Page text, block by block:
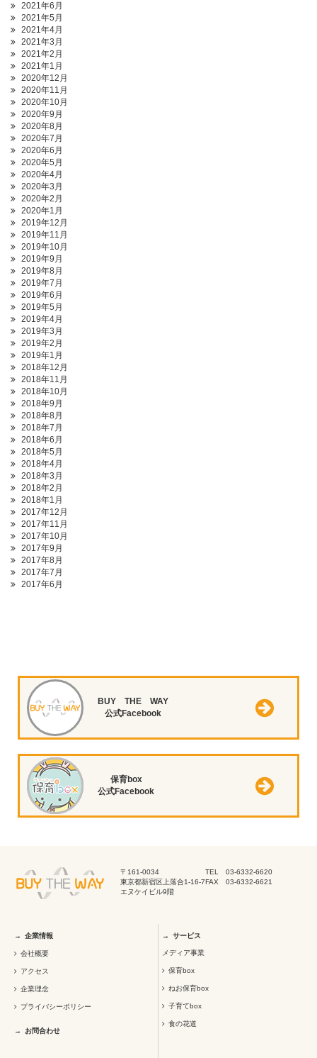
2021年6月
2021年5月
2021年4月
2021年3月
2021年2月
2021年1月
2020年12月
2020年11月
2020年10月
2020年9月
2020年8月
2020年7月
2020年6月
2020年5月
2020年4月
2020年3月
2020年2月
2020年1月
2019年12月
2019年11月
2019年10月
2019年9月
2019年8月
2019年7月
2019年6月
2019年5月
2019年4月
2019年3月
2019年2月
2019年1月
2018年12月
2018年11月
2018年10月
2018年9月
2018年8月
2018年7月
2018年6月
2018年5月
2018年4月
2018年3月
2018年2月
2018年1月
2017年12月
2017年11月
2017年10月
2017年9月
2017年8月
2017年7月
2017年6月
BUY THE WAY
公式Facebook
保育box
公式Facebook
〒161-0034
東京都新宿区上落合1-16-7
エヌケイビル9階
TEL 03-6332-6620
FAX 03-6332-6621
企業情報
会社概要
アクセス
企業理念
プライバシーポリシー
お問合わせ
サービス
メディア事業
保育box
ねお保育box
子育てbox
食の花道